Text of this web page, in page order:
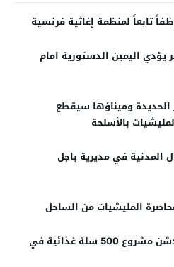
اليمين الدستورية امام
وميناؤها سيقطع
بالأسلحة
المدنية في مديرية باجل
المليشيات من الساحل
“اليمنية الكويتية للإغاثة” تدشن مشروع 500 سلة غذائية في